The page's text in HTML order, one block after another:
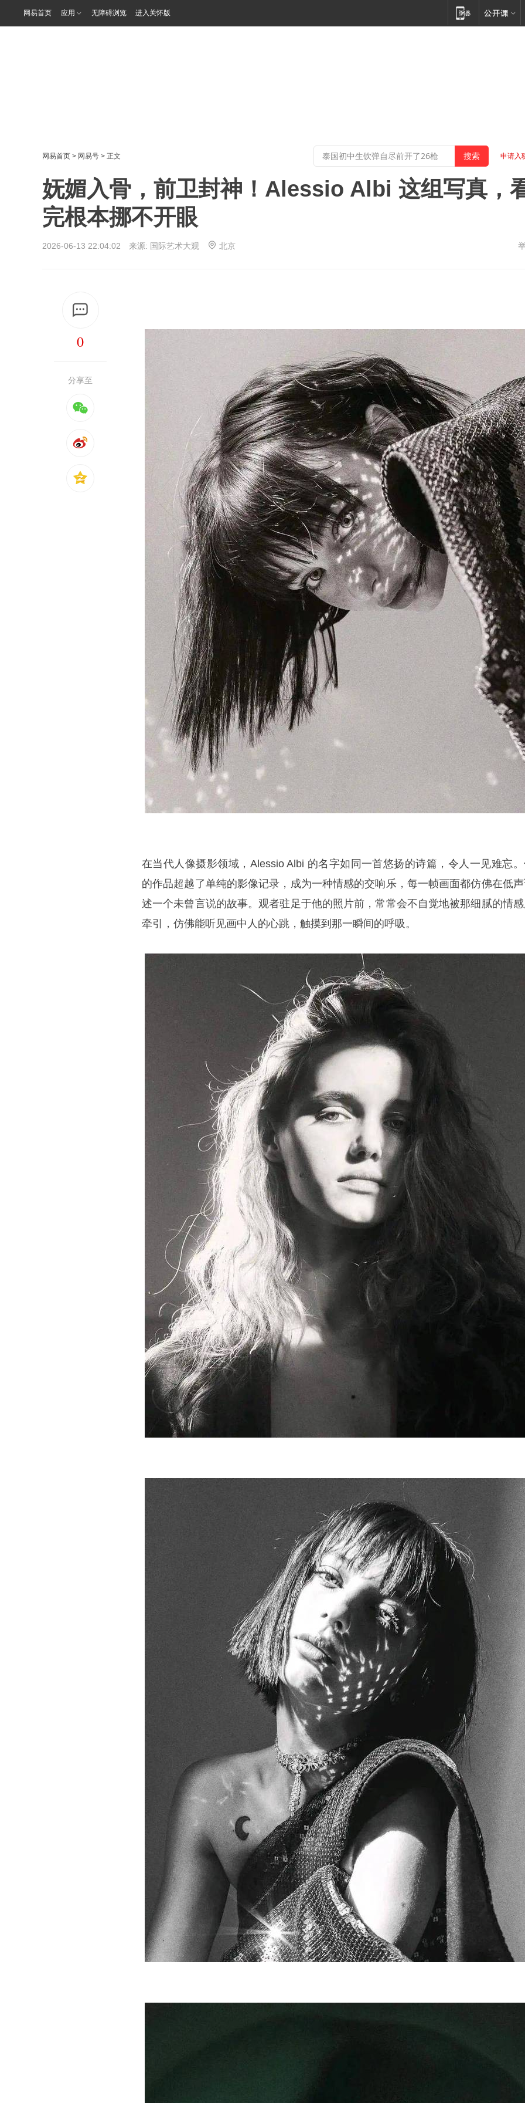
网易首页 应用 无障碍浏览 进入关怀版
网易首页 > 网易号 > 正文 申请入
妩媚入骨，前卫封神！Alessio Albi 这组写真，
完根本挪不开眼
2026-06-13 22:04:02 来源: 国际艺术大观 北京
0
分享至
在当代人像摄影领域，Alessio Albi 的名字如同一首悠扬的诗篇，令人一见难忘
的作品超越了单纯的影像记录，成为一种情感的交响乐，每一帧画面都仿佛在低
述一个未曾言说的故事。观者驻足于他的照片前，常常会不自觉地被那细腻的情
牵引，仿佛能听见画中人的心跳，触摸到那一瞬间的呼吸。